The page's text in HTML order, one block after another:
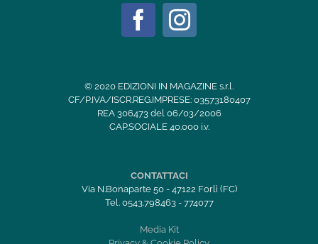
© 2020 EDIZIONI IN MAGAZINE s.r.l.
CF/P.IVA/ISCR.REG.IMPRESE: 03573180407
REA 306473 del 06/03/2006
CAP.SOCIALE 40.000 i.v.
CONTATTACI
Via N.Bonaparte 50 - 47122 Forlì (FC)
Tel. 0543.798463 - 774077
Media Kit